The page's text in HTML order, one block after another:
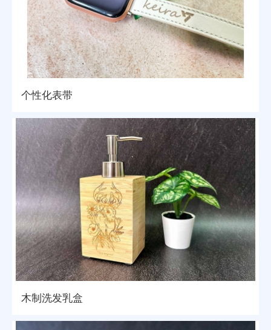
个性化表带
木制洗发乳盒